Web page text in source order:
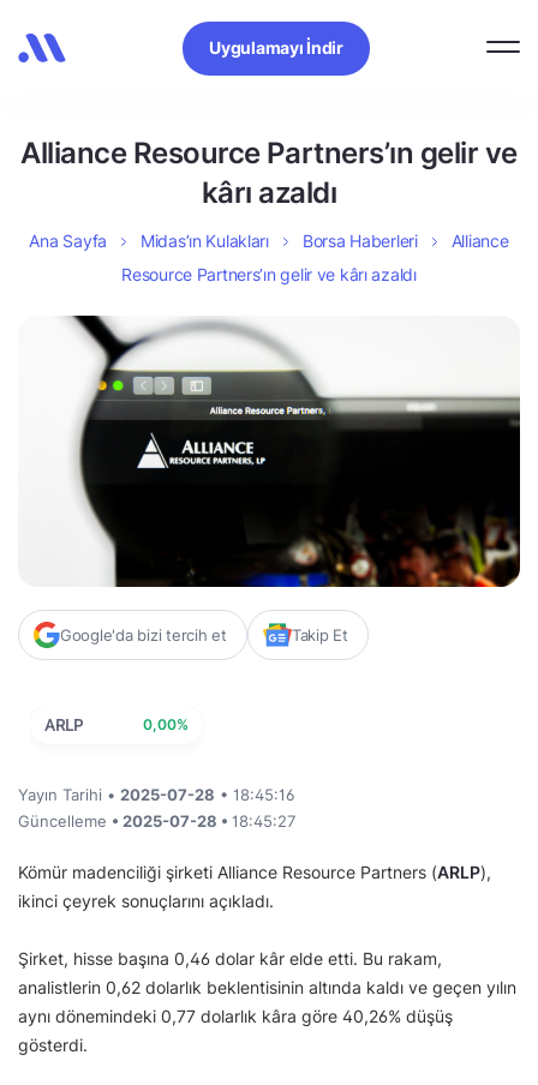
Uygulamayı İndir
Alliance Resource Partners’ın gelir ve
kârı azaldı
Ana Sayfa Midas’ın Kulakları Borsa Haberleri
Alliance
Resource Partners’ın gelir ve kârı azaldı
Google'da bizi tercih et Takip Et
ARLP 0,00%
Yayın Tarihi • 2025-07-28 • 18:45:16
Güncelleme • 2025-07-28 • 18:45:27
Kömür madenciliği şirketi Alliance Resource Partners (ARLP),
ikinci çeyrek sonuçlarını açıkladı.
Şirket, hisse başına 0,46 dolar kâr elde etti. Bu rakam,
analistlerin 0,62 dolarlık beklentisinin altında kaldı ve geçen yılın
aynı dönemindeki 0,77 dolarlık kâra göre 40,26% düşüş
gösterdi.